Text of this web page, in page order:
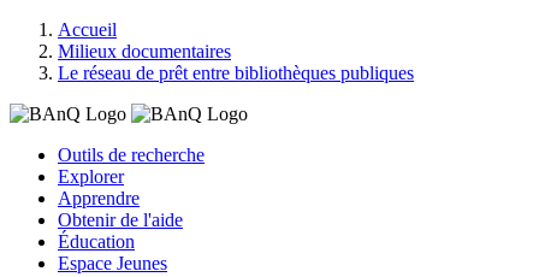
Accueil
Milieux documentaires
Le réseau de prêt entre bibliothèques publiques
Outils de recherche
Explorer
Apprendre
Obtenir de l'aide
Éducation
Espace Jeunes